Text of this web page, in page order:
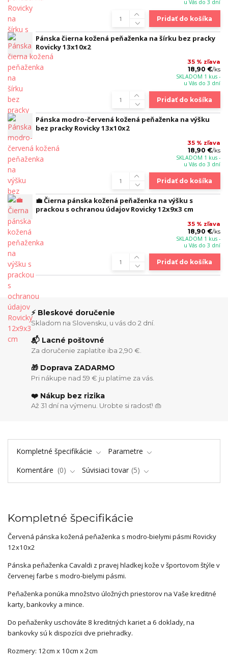
u Vás do 3 dní
Pridať do košíka
Pánska čierna kožená peňaženka na šírku bez pracky
Rovicky 13x10x2
35 % zľava
18,90 €/ks
SKLADOM 1 kus -
u Vás do 3 dní
Pridať do košíka
Pánska modro-červená kožená peňaženka na výšku
bez pracky Rovicky 13x10x2
35 % zľava
18,90 €/ks
SKLADOM 1 kus -
u Vás do 3 dní
Pridať do košíka
💼 Čierna pánska kožená peňaženka na výšku s
prackou s ochranou údajov Rovicky 12x9x3 cm
35 % zľava
18,90 €/ks
SKLADOM 1 kus -
u Vás do 3 dní
Pridať do košíka
⚡ Bleskové doručenie
Skladom na Slovensku, u vás do 2 dní.
📬 Lacné poštovné
Za doručenie zaplatíte iba 2,90 €.
🎁 Doprava ZADARMO
Pri nákupe nad 59 € ju platíme za vás.
❤️ Nákup bez rizika
Až 31 dní na výmenu. Urobte si radosť! 👜
Kompletné špecifikácie
Parametre
Komentáre
0 Súvisiaci tovar 5
Kompletné špecifikácie
Červená pánska kožená peňaženka s modro-bielymi pásmi Rovicky
12x10x2
Pánska peňaženka Cavaldi z pravej hladkej kože v športovom štýle v
červenej farbe s modro-bielymi pásmi.
Peňaženka ponúka množstvo úložných priestorov na Vaše kreditné
karty, bankovky a mince.
Do peňaženky uschováte 8 kreditných kariet a 6 doklady, na
bankovky sú k dispozícii dve priehradky.
Rozmery: 12cm x 10cm x 2cm